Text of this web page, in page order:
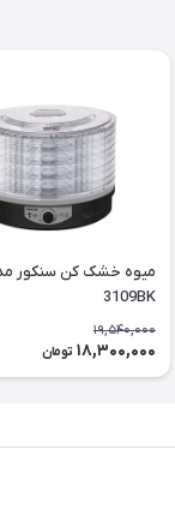
3109BK
19,540,000
18,300,000 تومان